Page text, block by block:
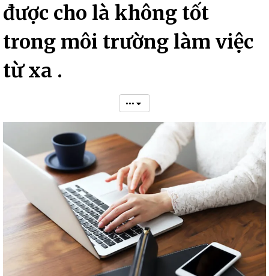
được cho là không tốt
trong môi trường làm việc
từ xa .
•••